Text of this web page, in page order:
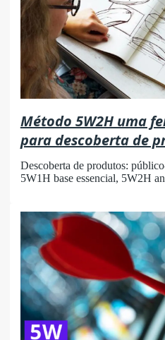
Método 5W2H uma
para descoberta de
Descoberta de produtos:
5W1H base essencial, 5W2H